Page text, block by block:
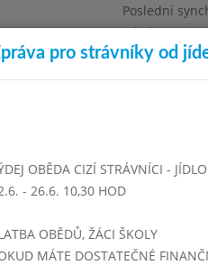
Poslední
Pátek
Omezení
Pradědem, okres Bruntál,
Kontakty a informace
pro strávníky od
OBĚDA CIZÍ STRÁVNÍCI -
- 26.6. 10,30 HOD
OBĚDŮ, ŽÁCI ŠKOLY
MÁTE DOSTATEČNÉ